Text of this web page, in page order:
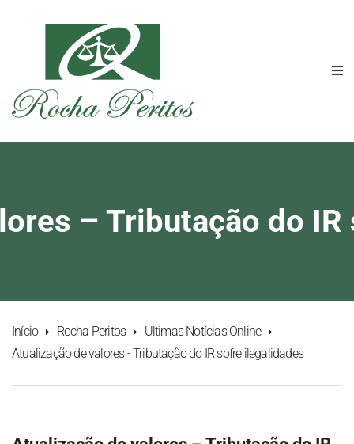
– Tributação do
Início Rocha Peritos
Últimas Notícias Online
Atualização de valores - Tributação do IR sofre ilegalidades